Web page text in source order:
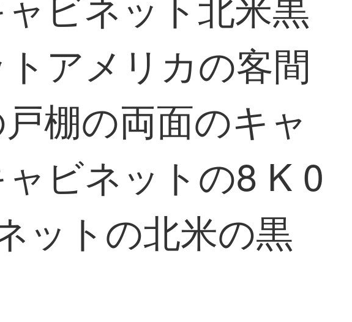
アメリカの客間
棚の両面のキャ
ビネットの8 K 0
ットの北米の黒